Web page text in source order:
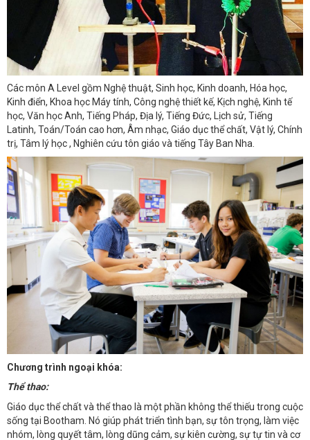
Các môn A Level gồm Nghệ thuật, Sinh học, Kinh doanh, Hóa học,
Kinh điển, Khoa học Máy tính, Công nghệ thiết kế, Kịch nghệ, Kinh tế
học, Văn học Anh, Tiếng Pháp, Địa lý, Tiếng Đức, Lịch sử, Tiếng
Latinh, Toán/Toán cao hơn, Âm nhạc, Giáo dục thể chất, Vật lý, Chính
trị, Tâm lý học , Nghiên cứu tôn giáo và tiếng Tây Ban Nha.
Chương trình ngoại khóa:
Thể thao:
Giáo dục thể chất và thể thao là một phần không thể thiếu trong cuộc
sống tại Bootham. Nó giúp phát triển tình bạn, sự tôn trọng, làm việc
nhóm, lòng quyết tâm, lòng dũng cảm, sự kiên cường, sự tự tin và cơ